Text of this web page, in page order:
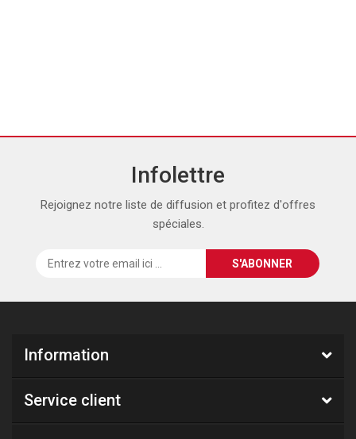
Infolettre
Rejoignez notre liste de diffusion et profitez d'offres
spéciales.
Information
Service client